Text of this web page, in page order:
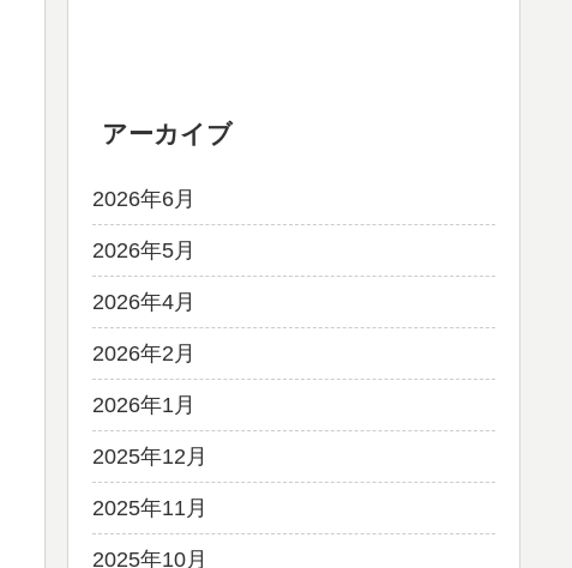
アーカイブ
2026年6月
2026年5月
2026年4月
2026年2月
2026年1月
2025年12月
2025年11月
2025年10月